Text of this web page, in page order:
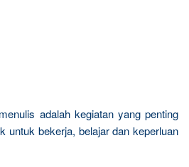
adalah kegiatan yang penting
untuk bekerja, belajar dan keperluan